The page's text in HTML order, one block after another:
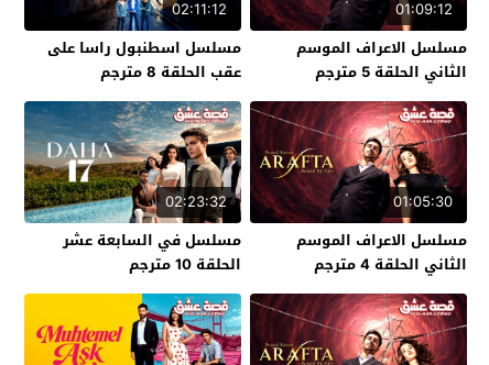
01:09:12
مسلسل الاعراف الموسم
الثاني الحلقة 5 مترجم
02:11:12
مسلسل اسطنبول راسا على
عقب الحلقة 8 مترجم
01:05:30
مسلسل الاعراف الموسم
الثاني الحلقة 4 مترجم
02:23:32
مسلسل في السابعة عشر
الحلقة 10 مترجم